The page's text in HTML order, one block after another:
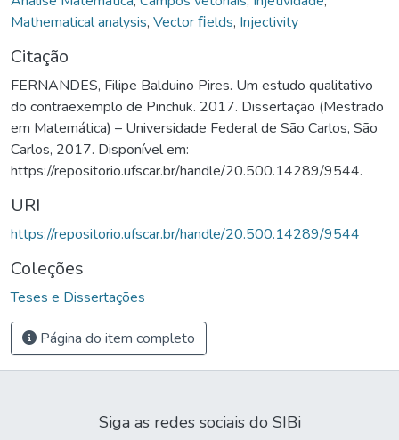
Mathematical analysis, Vector ﬁelds, Injectivity
Citação
FERNANDES, Filipe Balduino Pires. Um estudo qualitativo
do contraexemplo de Pinchuk. 2017. Dissertação (Mestrado
em Matemática) – Universidade Federal de São Carlos, São
Carlos, 2017. Disponível em:
https://repositorio.ufscar.br/handle/20.500.14289/9544.
URI
https://repositorio.ufscar.br/handle/20.500.14289/9544
Coleções
Teses e Dissertações
Página do item completo
Siga as redes sociais do SIBi